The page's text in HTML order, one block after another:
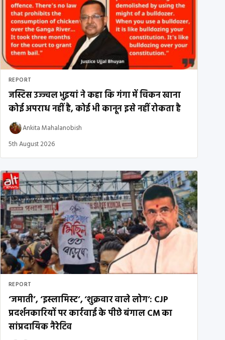
REPORT
जस्टिस उज्ज्वल भुइयां ने कहा कि गंगा में चिकन खाना
कोई अपराध नहीं है, कोई भी कानून इसे नहीं रोकता है
Ankita Mahalanobish
5th August 2026
REPORT
‘जमाती’, ‘इस्लामिस्ट’, ‘शुक्रवार वाले लोग’: CJP
प्रदर्शनकारियों पर कार्रवाई के पीछे बंगाल CM का
सांप्रदायिक नैरेटिव